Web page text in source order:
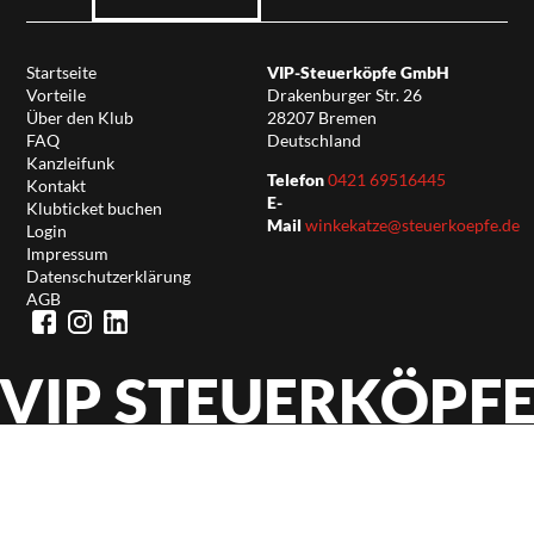
Startseite
Vorteile
Über den Klub
FAQ
Kanzleifunk
Kontakt
Klubticket buchen
Login
Impressum
Datenschutzerklärung
AGB
VIP-Steuerköpfe GmbH
Drakenburger Str. 26
28207 Bremen
Deutschland
Telefon0421 69516445
E-
Mail winkekatze@steuerkoepfe.de